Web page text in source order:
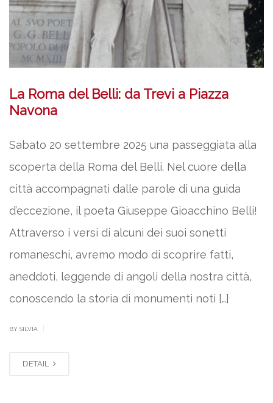
La Roma del Belli: da Trevi a Piazza
Navona
Sabato 20 settembre 2025 una passeggiata alla
scoperta della Roma del Belli. Nel cuore della
città accompagnati dalle parole di una guida
d’eccezione, il poeta Giuseppe Gioacchino Belli!
Attraverso i versi di alcuni dei suoi sonetti
romaneschi, avremo modo di scoprire fatti,
aneddoti, leggende di angoli della nostra città,
conoscendo la storia di monumenti noti […]
BY SILVIA
DETAIL